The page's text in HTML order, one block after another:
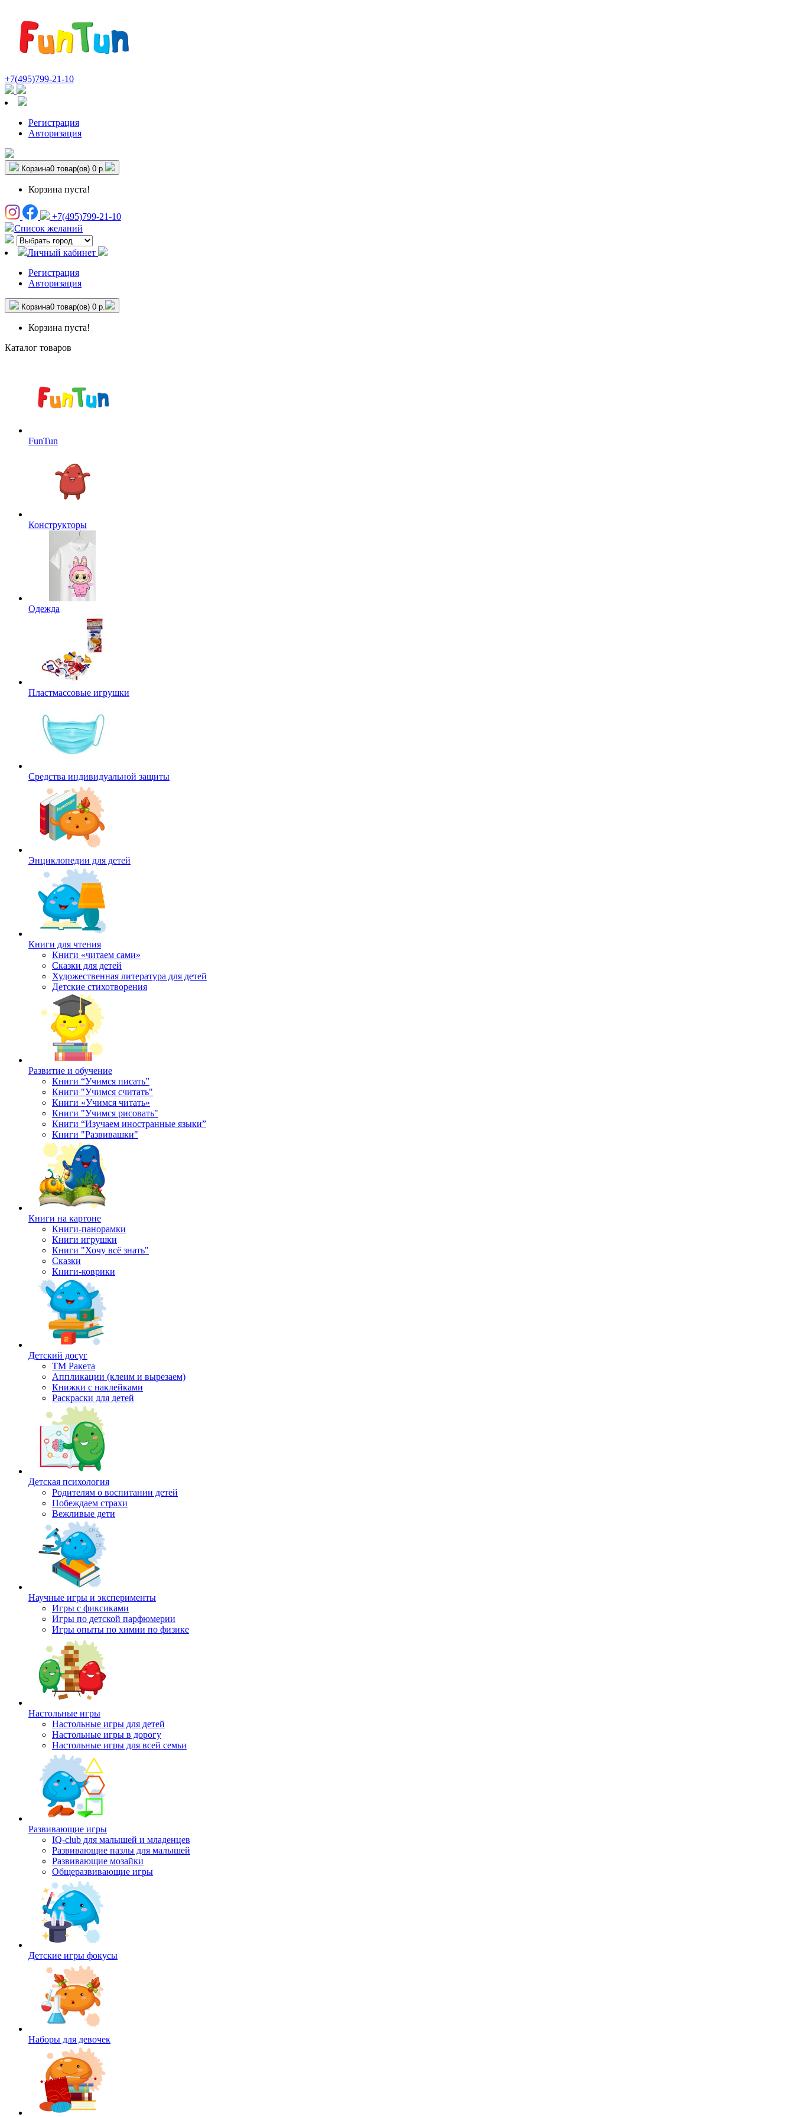
+7(495)799-21-10
Регистрация
Авторизация
Корзина0 товар(ов) 0 р.
Корзина пуста!
+7(495)799-21-10
Список желаний
Личный кабинет
Регистрация
Авторизация
Корзина0 товар(ов) 0 р.
Корзина пуста!
Каталог товаров
FunTun
Конструкторы
Одежда
Пластмассовые игрушки
Средства индивидуальной защиты
Энциклопедии для детей
Книги для чтения
Книги «читаем сами»
Сказки для детей
Художественная литература для детей
Детские стихотворения
Развитие и обучение
Книги “Учимся писать”
Книги "Учимся считать"
Книги «Учимся читать»
Книги "Учимся рисовать"
Книги “Изучаем иностранные языки”
Книги "Развивашки"
Книги на картоне
Книги-панорамки
Книги игрушки
Книги "Хочу всё знать"
Сказки
Книги-коврики
Детский досуг
ТМ Ракета
Аппликации (клеим и вырезаем)
Книжки с наклейками
Раскраски для детей
Детская психология
Родителям о воспитании детей
Побеждаем страхи
Вежливые дети
Научные игры и эксперименты
Игры с фиксиками
Игры по детской парфюмерии
Игры опыты по химии по физике
Настольные игры
Настольные игры для детей
Настольные игры в дорогу
Настольные игры для всей семьи
Развивающие игры
IQ-club для малышей и младенцев
Развивающие пазлы для малышей
Развивающие мозайки
Общеразвивающие игры
Детские игры фокусы
Наборы для девочек